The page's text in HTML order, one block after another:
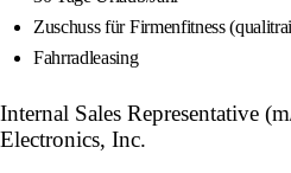
Zuschuss für Firmenfitness
Fahrradleasing
Internal Sales Representative
Electronics, Inc.